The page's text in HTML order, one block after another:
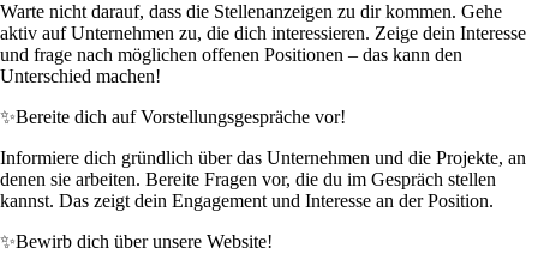
Warte nicht darauf, dass die Stellenanzeigen zu dir kommen. Gehe
aktiv auf Unternehmen zu, die dich interessieren. Zeige dein Interesse
und frage nach möglichen offenen Positionen – das kann den
Unterschied machen!
✨Bereite dich auf Vorstellungsgespräche vor!
Informiere dich gründlich über das Unternehmen und die Projekte, an
denen sie arbeiten. Bereite Fragen vor, die du im Gespräch stellen
kannst. Das zeigt dein Engagement und Interesse an der Position.
✨Bewirb dich über unsere Website!